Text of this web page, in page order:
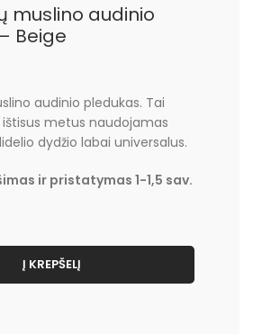
muslino audinio
Beige
audinio pledukas. Tai
metus naudojamas
dydžio labai universalus.
ir pristatymas 1-1,5 sav.
Į KREPŠELĮ